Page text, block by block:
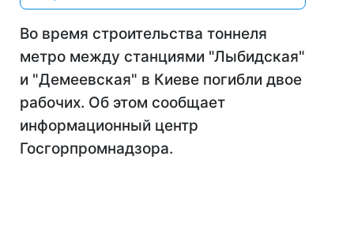
Во время строительства тоннеля
метро между станциями "Лыбидская"
и "Демеевская" в Киеве погибли двое
рабочих. Об этом сообщает
информационный центр
Госгорпромнадзора.